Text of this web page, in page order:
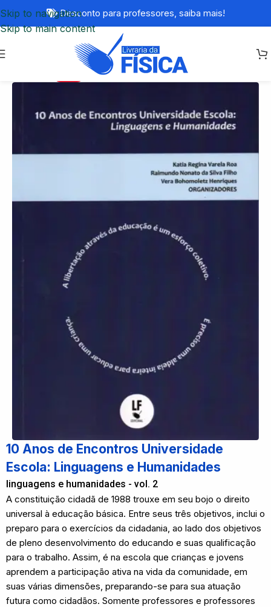
Skip to navigation
Skip to main content
Desconto para professores, saiba mais!
10 Anos de Encontros Universidade
Escola: Linguagens e Humanidades
linguagens e humanidades - vol. 2
A constituição cidadã de 1988 trouxe em seu bojo o direito
universal à educação básica. Entre seus três objetivos, inclui o
preparo para o exercícios da cidadania, ao lado dos objetivos
de pleno desenvolvimento do educando e suas qualificação
para o trabalho. Assim, é na escola que crianças e jovens
aprendem a participação ativa na vida da comunidade, em
suas várias dimensões, preparando-se para sua atuação
futura como cidadãos. Somente professores e professores